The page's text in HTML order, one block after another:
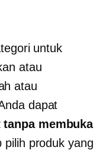
untuk
atau
atau
dapat
membuka
pilih produk yang